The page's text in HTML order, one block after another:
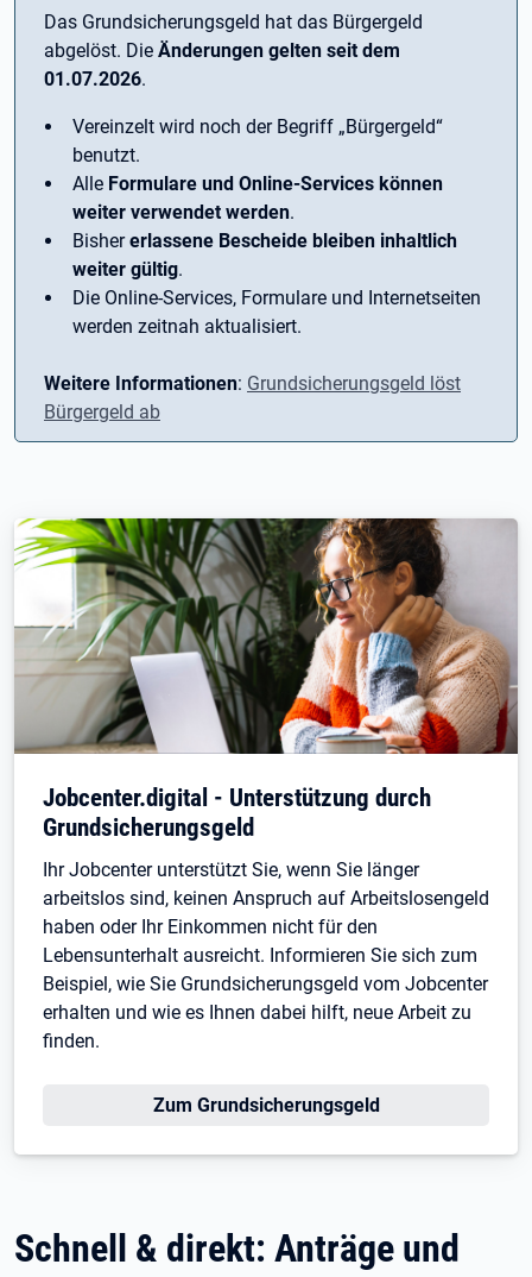
Das Grundsicherungsgeld hat das Bürgergeld
abgelöst. Die Änderungen gelten seit dem
01.07.2026.
Vereinzelt wird noch der Begriff ­„Bürgergeld“
benutzt.
Alle Formulare und Online-Services können
weiter verwendet werden.
Bishererlassene Bescheide bleiben inhaltlich
weiter gültig.
Die Online-Services, Formulare und Internetseiten
werden zeitnah aktualisiert.
Weitere Informationen: Grundsicherungsgeld löst
Bürgergeld ab
Jobcenter.digital - Unterstützung durch
Grundsicherungsgeld
Ihr Jobcenter unterstützt Sie, wenn Sie länger
arbeitslos sind, keinen Anspruch auf Arbeitslosengeld
haben oder Ihr Einkommen nicht für den
Lebensunterhalt ausreicht. Informieren Sie sich zum
Beispiel, wie Sie Grundsicherungsgeld vom Jobcenter
erhalten und wie es Ihnen dabei hilft, neue Arbeit zu
finden.
Zum Grundsicherungsgeld
Schnell & direkt: Anträge und